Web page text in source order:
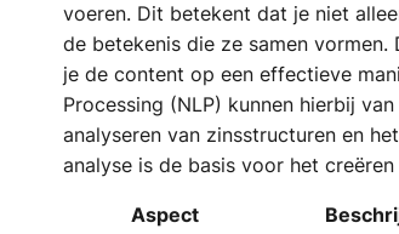
voeren. Dit betekent dat je niet
de betekenis die ze samen
je de content op een effectieve
Processing (NLP) kunnen hierbij
analyseren van zinsstructuren en
analyse is de basis voor het
Aspect